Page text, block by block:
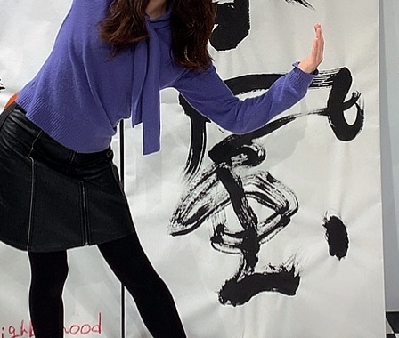
Menu
beauty_1612863001312
2021年3月5日
佐藤杏菜 / アドバイザー